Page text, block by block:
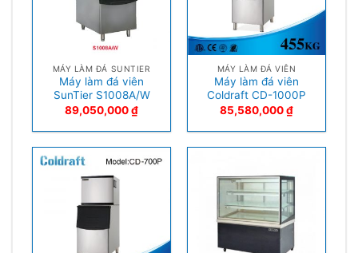
MÁY LÀM ĐÁ SUNTIER
Máy làm đá viên
SunTier S1008A/W
89,050,000₫
MÁY LÀM ĐÁ VIÊN
Máy làm đá viên
Coldraft CD-1000P
85,580,000₫